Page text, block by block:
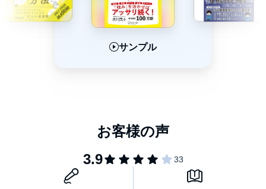
にしている……
想像を絶する試練・逆風を乗り越えてきた偉人たちがもつ思考習
サンプル